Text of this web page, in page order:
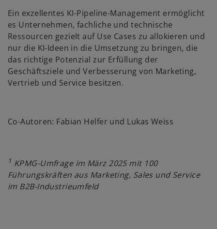
Ein exzellentes KI-Pipeline-Management ermöglicht
es Unternehmen, fachliche und technische
Ressourcen gezielt auf Use Cases zu allokieren und
nur die KI-Ideen in die Umsetzung zu bringen, die
das richtige Potenzial zur Erfüllung der
Geschäftsziele und Verbesserung von Marketing,
Vertrieb und Service besitzen.
Co-Autoren: Fabian Helfer und Lukas Weiss
1 KPMG-Umfrage im März 2025 mit 100
Führungskräften aus Marketing, Sales und Service
im B2B-Industrieumfeld